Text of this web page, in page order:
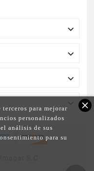



close
para mejorar
personalizados
análisis de sus
para su
S.C